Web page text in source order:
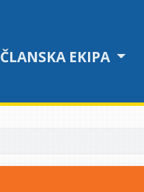
ČLANSKA EKIPA